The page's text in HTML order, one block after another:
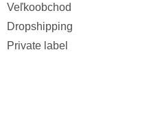
Veľkoobchod
Dropshipping
Private label